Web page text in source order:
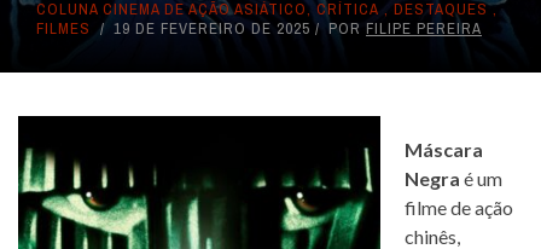
COLUNA CINEMA DE AÇÃO ASIÁTICO, CRÍTICA ,DESTAQUES ,
FILMES
19 DE FEVEREIRO DE 2025 POR FILIPE PEREIRA
Máscara
Negra é um
filme de ação
chinês,